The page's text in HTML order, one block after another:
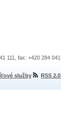
111, fax: +420 284
služby RSS